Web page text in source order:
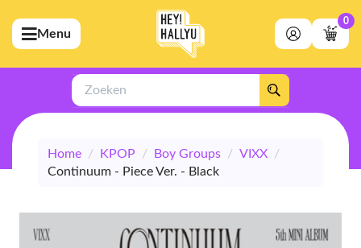
(Artiesten)
(Merchandise)
(Exclusive)
(Winkel)
Menu
0
Zoeken
Home / KPOP / Boy Groups / VIXX
/
Continuum - Piece Ver. - Black